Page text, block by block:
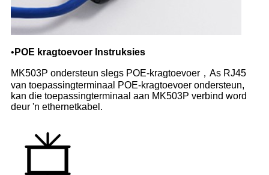
• POE kragtoevoer Instruksies
MK503P ondersteun slegs POE-kragtoevoer，As RJ45
van toepassingterminaal POE-kragtoevoer ondersteun,
kan die toepassingterminaal aan MK503P verbind word
deur 'n ethernetkabel.